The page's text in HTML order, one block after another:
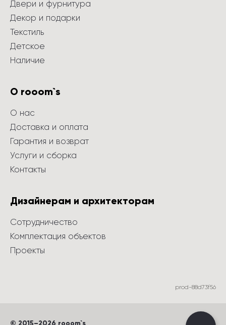
Двери и фурнитура
Декор и подарки
Текстиль
Детское
Наличие
О rooom`s
О нас
Доставка и оплата
Гарантия и возврат
Услуги и сборка
Контакты
Дизайнерам и архитекторам
Сотрудничество
Комплектация объектов
Проекты
prod-88d73f56
© 2015–2026 rooom`s